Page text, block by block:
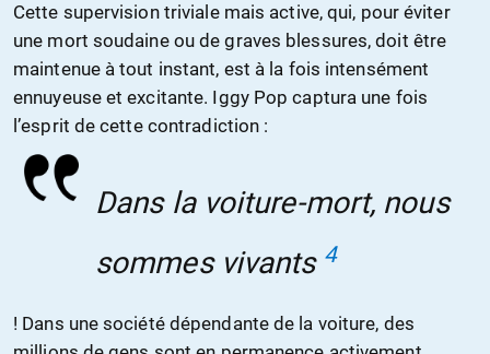
Cette supervision triviale mais active, qui, pour éviter
une mort soudaine ou de graves blessures, doit être
maintenue à tout instant, est à la fois intensément
ennuyeuse et excitante. Iggy Pop captura une fois
l’esprit de cette contradiction :
Dans la voiture-mort, nous
sommes vivants 4
! Dans une société dépendante de la voiture, des